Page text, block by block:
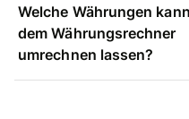
Welche Währungen
dem Währungsrechner
umrechnen lassen?